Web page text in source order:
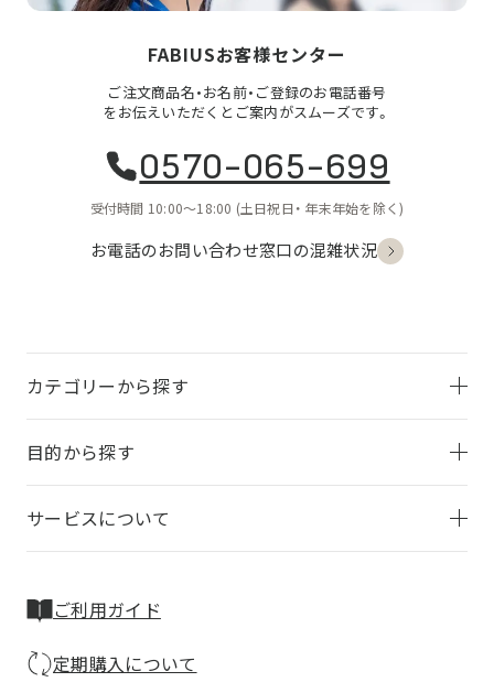
FABIUSお客様センター
ご注文商品名・お名前・ご登録のお電話番号
をお伝えいただくとご案内がスムーズです。
0570-065-699
受付時間 10:00〜18:00 (土日祝日・ 年末年始を除く)
お電話のお問い合わせ窓口の混雑状況
カテゴリーから探す
目的から探す
サービスについて
ご利用ガイド
定期購入について